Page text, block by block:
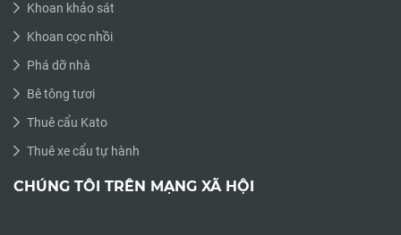
Khoan khảo sát
Khoan cọc nhồi
Phá dỡ nhà
Bê tông tươi
Thuê cẩu Kato
Thuê xe cẩu tự hành
CHÚNG TÔI TRÊN MẠNG XÃ HỘI